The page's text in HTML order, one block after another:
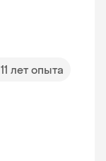
11 лет опыта